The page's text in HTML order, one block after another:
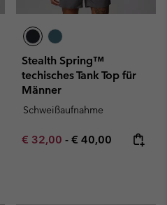
Stealth Spring™
techisches Tank Top für
Männer
Schweißaufnahme
Minimum sale price:
€ 32,00 - Maximum price:
€ 40,00